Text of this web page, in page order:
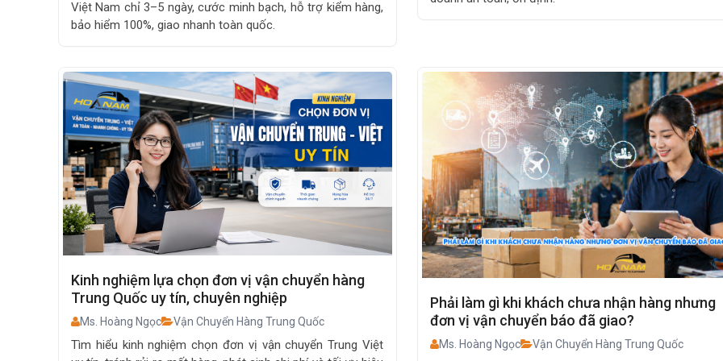
Việt Nam chỉ 3–5 ngày, cước minh bạch, hỗ trợ kiểm hàng,
bảo hiểm 100%, giao nhanh toàn quốc.
Kinh nghiệm lựa chọn đơn vị vận chuyển hàng
Trung Quốc uy tín, chuyên nghiệp
Ms. Hoàng Ngọc Vận Chuyển Hàng Trung Quốc
Tìm hiểu kinh nghiệm chọn đơn vị vận chuyển Trung Việt
Phải làm gì khi khách chưa nhận hàng nhưng
đơn vị vận chuyển báo đã giao?
Ms. Hoàng Ngọc Vận Chuyển Hàng Trung Quốc